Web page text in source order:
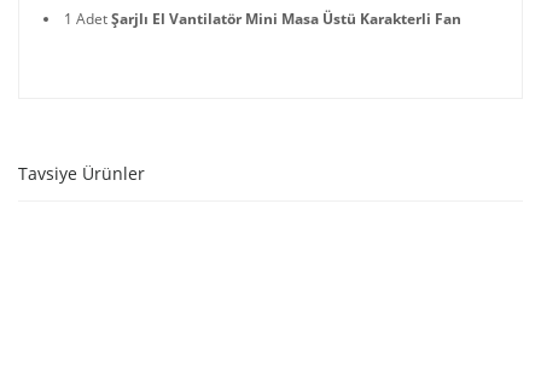
1 AdetŞarjlı El Vantilatör Mini Masa Üstü Karakterli Fan
Tavsiye Ürünler